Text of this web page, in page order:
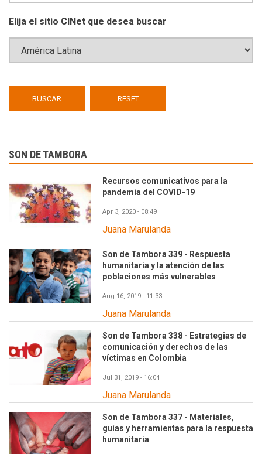
Elija el sitio CINet que desea buscar
SON DE TAMBORA
Recursos comunicativos para la
pandemia del COVID-19
Apr 3, 2020 - 08:49
Juana Marulanda
Son de Tambora 339 - Respuesta
humanitaria y la atención de las
poblaciones más vulnerables
Aug 16, 2019 - 11:33
Juana Marulanda
Son de Tambora 338 - Estrategias de
comunicación y derechos de las
víctimas en Colombia
Jul 31, 2019 - 16:04
Juana Marulanda
Son de Tambora 337 - Materiales,
guías y herramientas para la respuesta
humanitaria